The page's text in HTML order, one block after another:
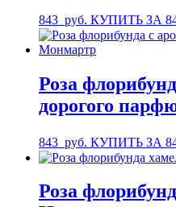
843 руб. КУПИТЬ ЗА
Роза
дорогого
843 руб. КУПИТЬ ЗА
Роза